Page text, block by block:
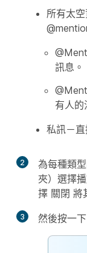
所有太
訊息。
有人的
私訊－
2
為每種類
夾）選擇
擇 關閉 將
3 然後按一